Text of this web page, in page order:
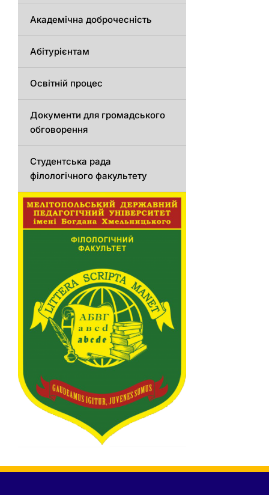
Академічна доброчесність
Абітурієнтам
Освітній процес
Документи для громадського
обговорення
Студентська рада
філологічного факультету